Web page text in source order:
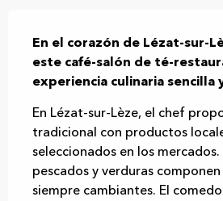
En el corazón de Lézat-sur-
este café-salón de té-
experiencia culinaria sencilla
En Lézat-sur-Lèze, el chef
tradicional con productos
seleccionados en los mercados.
pescados y verduras
siempre cambiantes. El